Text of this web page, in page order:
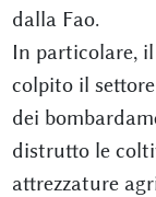
dalla Fao.
In particolare, il
colpito il
dei
distrutto le
attrezzature